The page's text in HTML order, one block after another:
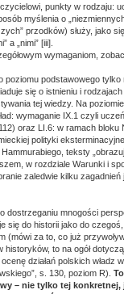
punkty w rodzaju:
myślenia o
przodków) służy, jako
a „nimi” [iii].
wymaganiom,
poziomu podstawowego
się o istnieniu i
tej wiedzy. Na
wymaganie IX.1 czyli
oraz LI.6: w ramach
polityki
teksty
w rozdziale Warunki i
zaledwie kilku
dostrzeganiu mnogości
się do historii jako do
za to, co już
historyków, to na ogół
działań polskich władz
s. 130, poziom R).
– nie tylko tej konkretnej,